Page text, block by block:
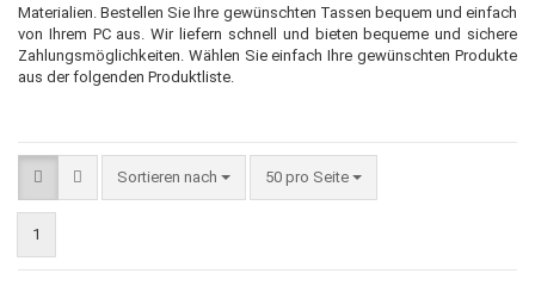
Materialien. Bestellen Sie Ihre gewünschten Tassen bequem und einfach
von Ihrem PC aus. Wir liefern schnell und bieten bequeme und sichere
Zahlungsmöglichkeiten. Wählen Sie einfach Ihre gewünschten Produkte
aus der folgenden Produktliste.
Sortieren nach
Sortieren nach 50 pro Seite
pro Seite
1